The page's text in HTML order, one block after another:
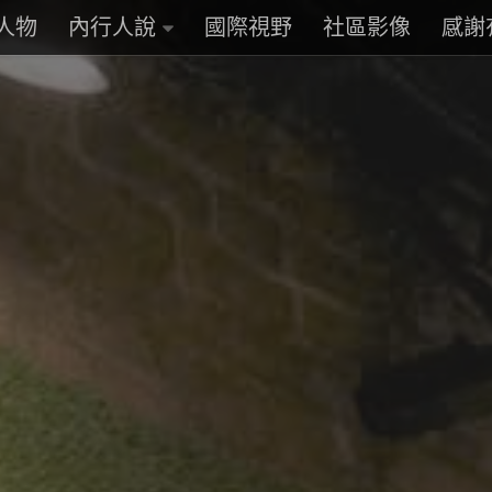
物 內行人說 國際視野 社區影像 感謝